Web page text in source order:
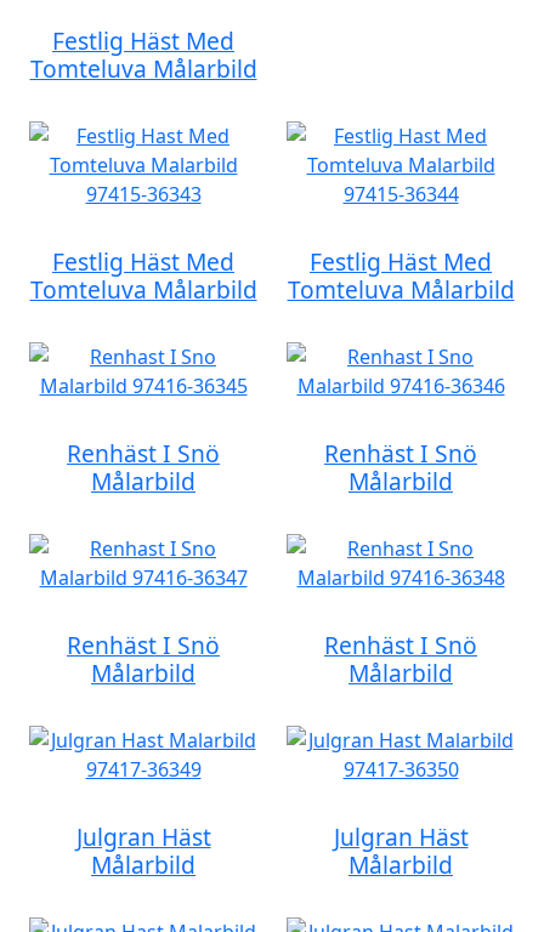
Festlig Häst Med
Tomteluva Målarbild
Festlig Häst Med
Tomteluva Målarbild
Festlig Häst Med
Tomteluva Målarbild
Renhäst I Snö
Målarbild
Renhäst I Snö
Målarbild
Renhäst I Snö
Målarbild
Renhäst I Snö
Målarbild
Julgran Häst
Målarbild
Julgran Häst
Målarbild